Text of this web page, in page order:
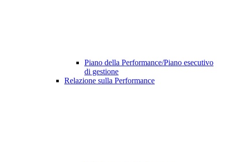
Piano della Performance/Piano esecutivo
di gestione
Relazione sulla Performance